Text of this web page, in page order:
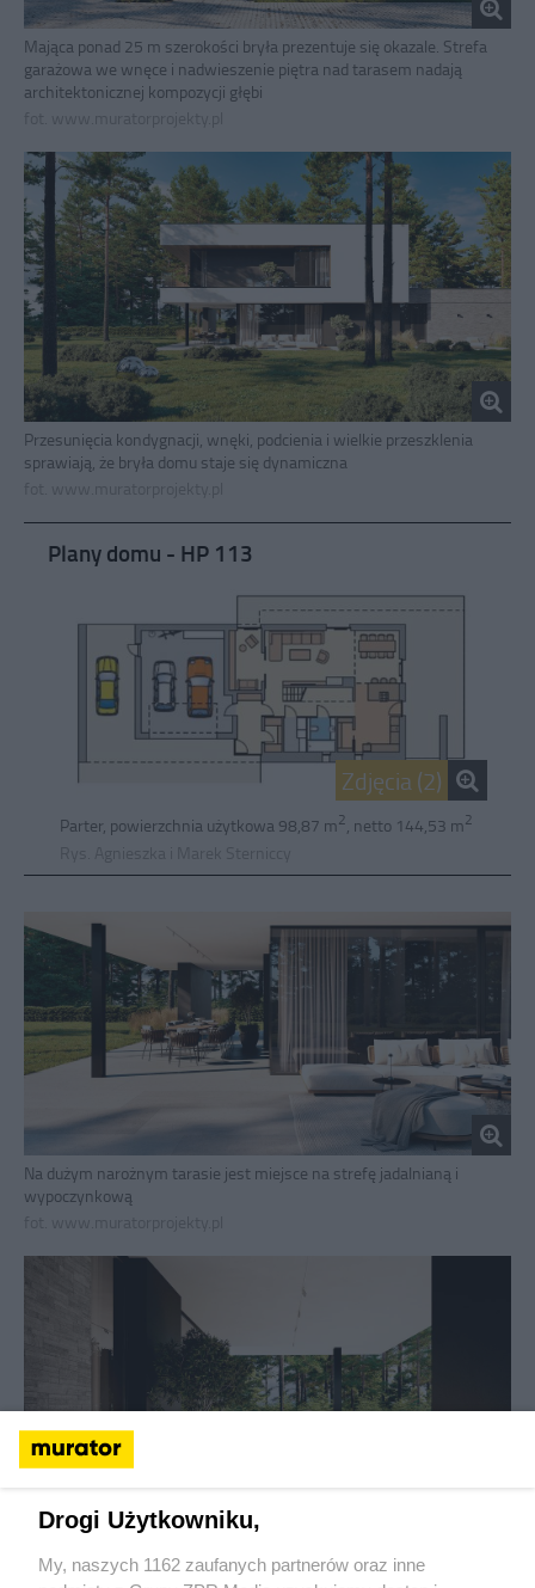
Mająca ponad 25 m szerokości bryła prezentuje się okazale. Strefa
garażowa we wnęce i nadwieszenie piętra nad tarasem nadają
architektonicznej kompozycji głębi
Przesunięcia kondygnacji, wnęki, podcienia i wielkie przeszklenia
sprawiają, że bryła domu staje się dynamiczna
Plany domu - HP 113
Zdjęcia (2)
Parter, powierzchnia użytkowa 98,87 m2 , netto 144,53 m2
Na dużym narożnym tarasie jest miejsce na strefę jadalnianą i
wypoczynkową
Drogi Użytkowniku,
My, naszych 1162 zaufanych partnerów oraz inne